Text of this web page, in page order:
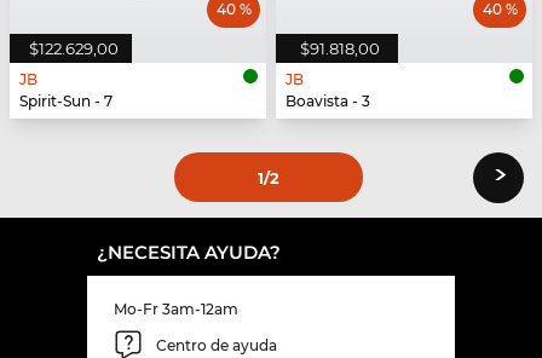
$122.629,00
40 %
JB
Spirit-Sun - 7
$91.818,00
40 %
JB
Boavista - 3
1/2 ›
¿NECESITA AYUDA?
Mo-Fr 3am-12am
Centro de ayuda